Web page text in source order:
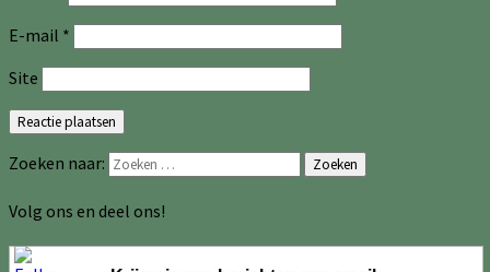
E-mail *
Site
Zoeken naar: Zoeken
Volg ons en deel ons!